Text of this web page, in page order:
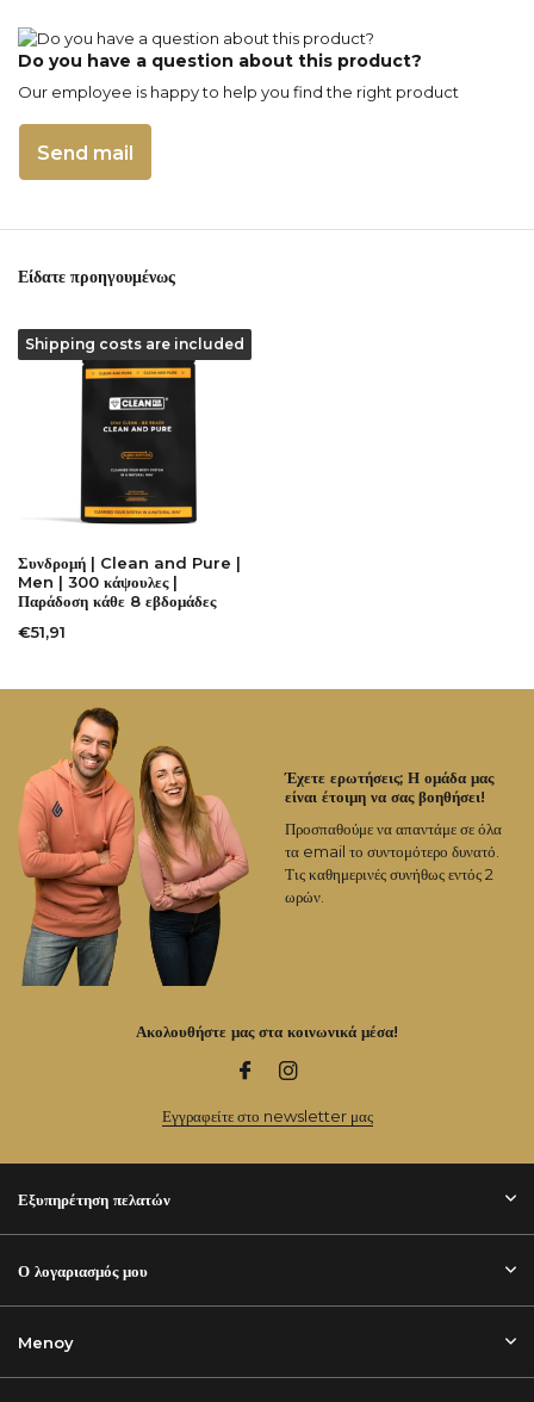
Do you have a question about this product?
Our employee is happy to help you find the right product
Send mail
Είδατε προηγουμένως
Shipping costs are included
Συνδρομή | Clean and Pure |
Men | 300 κάψουλες |
Παράδοση κάθε 8 εβδομάδες
€51,91
Έχετε ερωτήσεις; Η ομάδα μας
είναι έτοιμη να σας βοηθήσει!
Προσπαθούμε να απαντάμε σε όλα
τα email το συντομότερο δυνατό.
Τις καθημερινές συνήθως εντός 2
ωρών.
Ακολουθήστε μας στα κοινωνικά μέσα!
Εγγραφείτε στο newsletter μας
Εξυπηρέτηση πελατών
Ο λογαριασμός μου
Menoy